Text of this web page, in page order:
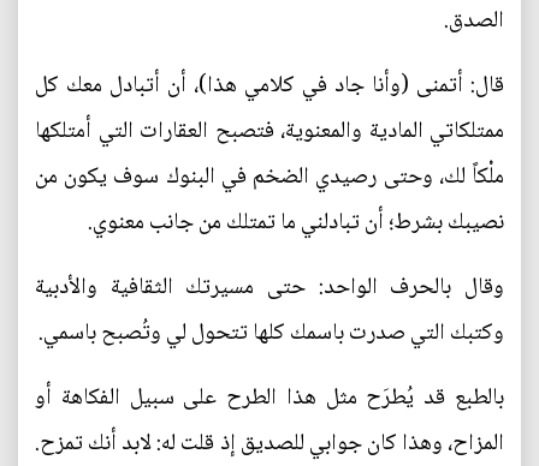
الصدق.
قال: أتمنى (وأنا جاد في كلامي هذا)، أن أتبادل معك كل
ممتلكاتي المادية والمعنوية، فتصبح العقارات التي أمتلكها
ملْكاً لك، وحتى رصيدي الضخم في البنوك سوف يكون من
نصيبك بشرط؛ أن تبادلني ما تمتلك من جانب معنوي.
وقال بالحرف الواحد: حتى مسيرتك الثقافية والأدبية
وكتبك التي صدرت باسمك كلها تتحول لي وتُصبح باسمي.
بالطبع قد يُطرَح مثل هذا الطرح على سبيل الفكاهة أو
المزاح، وهذا كان جوابي للصديق إذ قلت له: لابد أنك تمزح.